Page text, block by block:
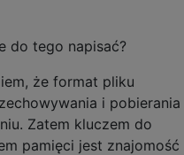
do tego napisać?
że format pliku
i pobierania
Zatem kluczem do
pamięci jest znajomość